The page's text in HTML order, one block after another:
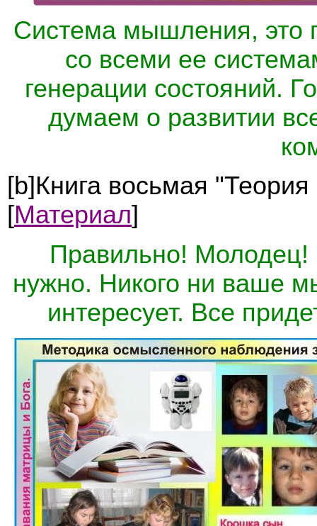
Система мышления, это
со всеми ее
генерации состояний.
думаем о развитии
[b]Книга восьмая
[Материал]
Правильно!
нужно. Никого ни ваше
интересует. Все